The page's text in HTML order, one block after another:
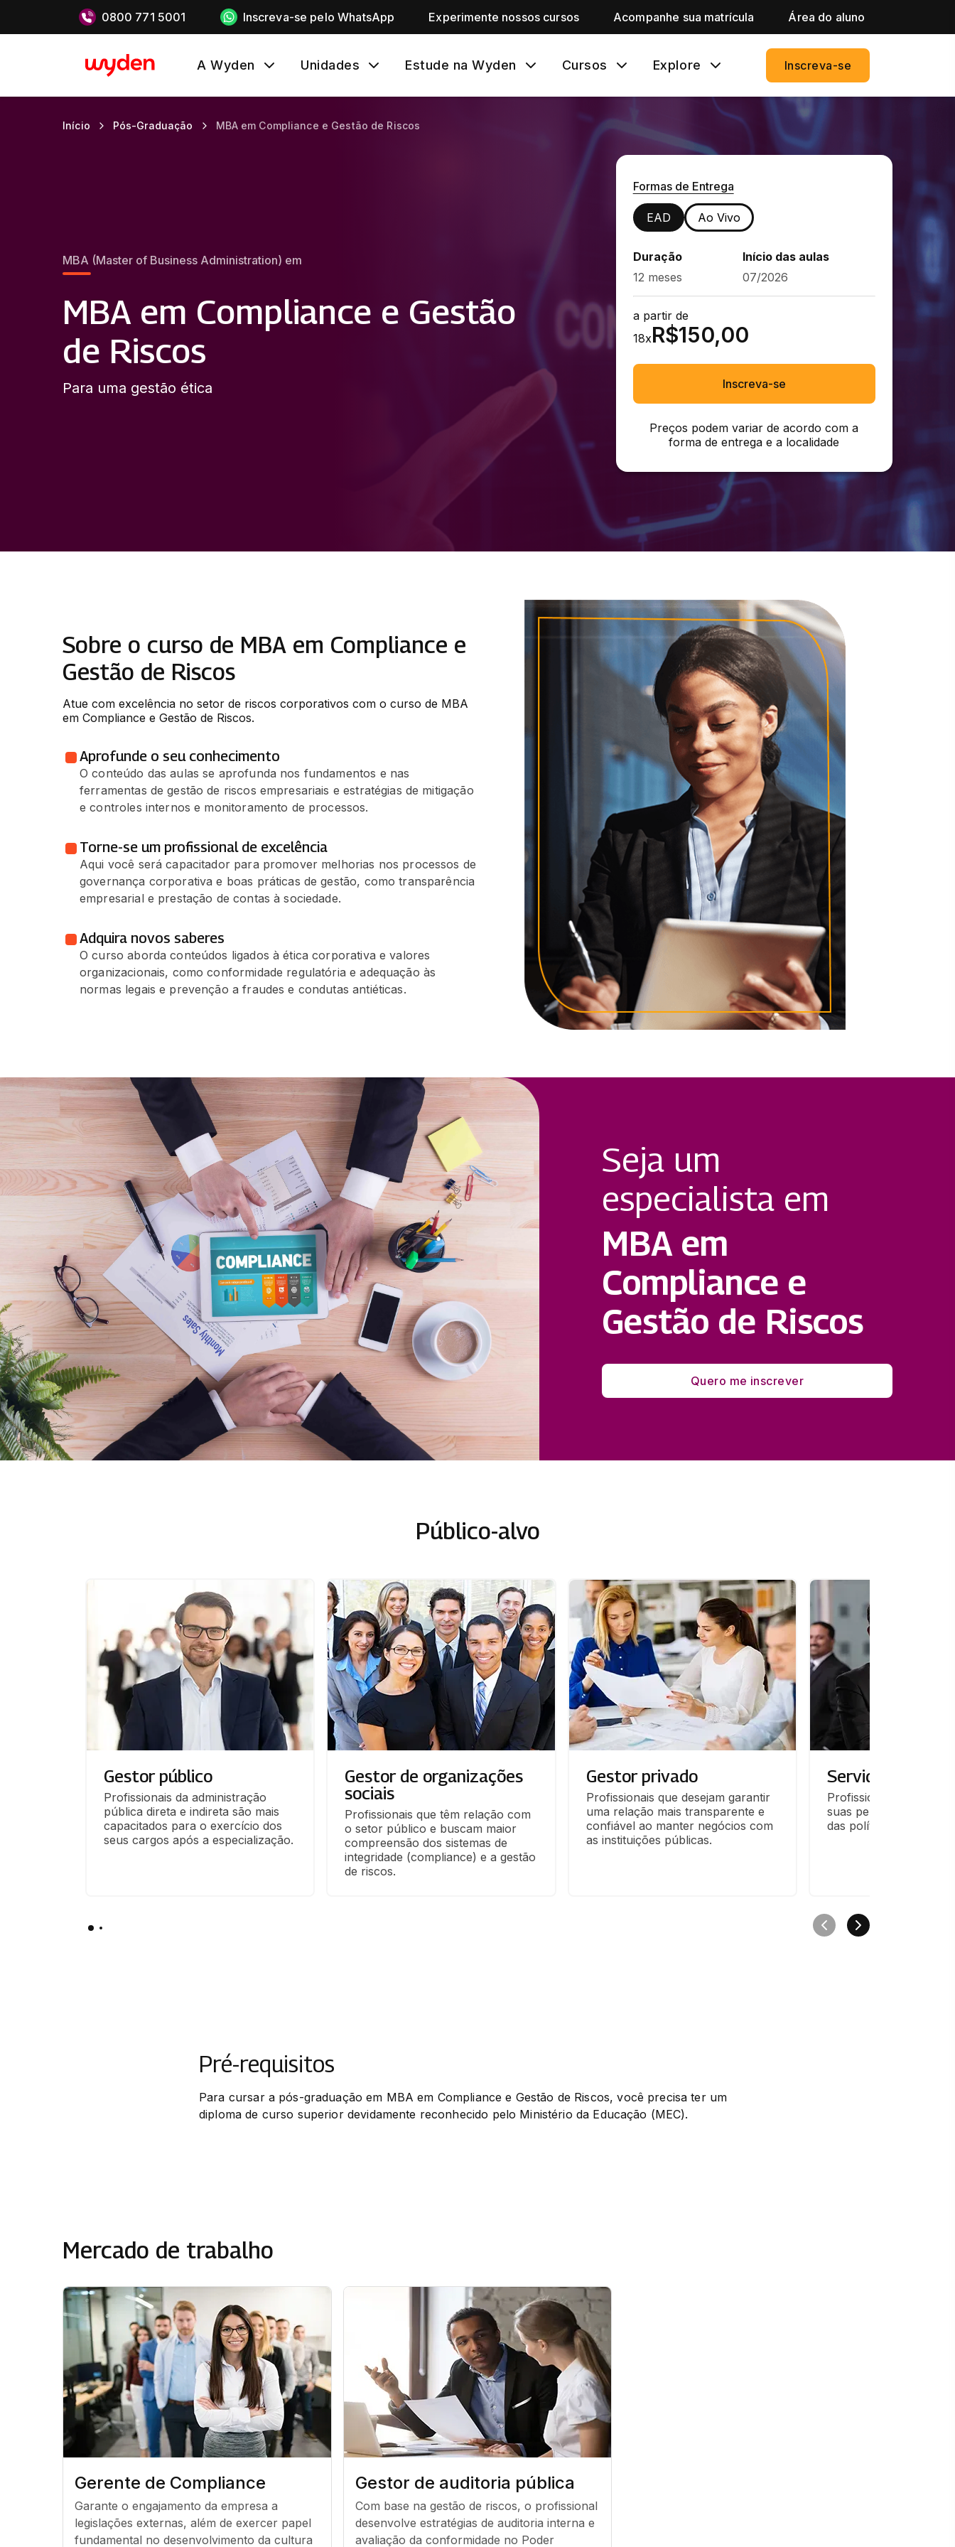
0800 771 5001 Inscreva-se pelo WhatsApp Experimente nossos cursos Acompanhe sua matrícula Área do aluno
A Wyden Unidades Estude na Wyden Cursos Explore Inscreva-se
Início Pós-Graduação MBA em Compliance e Gestão de Riscos
MBA (Master of Business Administration) em
MBA em Compliance e Gestão
de Riscos
Para uma gestão ética
Formas de Entrega
EAD Ao Vivo
Duração
12 meses
Início das aulas
07/2026
a partir de
18xR$150,00
Inscreva-se
Preços podem variar de acordo com a
forma de entrega e a localidade
Sobre o curso de MBA em Compliance e
Gestão de Riscos
Atue com excelência no setor de riscos corporativos com o curso de MBA
em Compliance e Gestão de Riscos.
Aprofunde o seu conhecimento
O conteúdo das aulas se aprofunda nos fundamentos e nas
ferramentas de gestão de riscos empresariais e estratégias de mitigação
e controles internos e monitoramento de processos.
Torne-se um profissional de excelência
Aqui você será capacitador para promover melhorias nos processos de
governança corporativa e boas práticas de gestão, como transparência
empresarial e prestação de contas à sociedade.
Adquira novos saberes
O curso aborda conteúdos ligados à ética corporativa e valores
organizacionais, como conformidade regulatória e adequação às
normas legais e prevenção a fraudes e condutas antiéticas.
Seja um
especialista em
MBA em
Compliance e
Gestão de Riscos
Quero me inscrever
Público-alvo
Gestor público
Profissionais da administração
pública direta e indireta são mais
capacitados para o exercício dos
seus cargos após a especialização.
Gestor de organizações
sociais
Profissionais que têm relação com
o setor público e buscam maior
compreensão dos sistemas de
integridade (compliance) e a gestão
de riscos.
Gestor privado
Profissionais que desejam garantir
uma relação mais transparente e
confiável ao manter negócios com
as instituições públicas.
Servidores
Profissionais que
suas performances na
das políticas públicas.
Pré-requisitos
Para cursar a pós-graduação em MBA em Compliance e Gestão de Riscos, você precisa ter um
diploma de curso superior devidamente reconhecido pelo Ministério da Educação (MEC).
Mercado de trabalho
Gerente de Compliance
Garante o engajamento da empresa a
legislações externas, além de exercer papel
fundamental no desenvolvimento da cultura
Gestor de auditoria pública
Com base na gestão de riscos, o profissional
desenvolve estratégias de auditoria interna e
avaliação da conformidade no Poder